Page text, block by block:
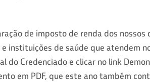
de imposto de renda dos
instituições de saúde que atendem
do Credenciado e clicar no link
em PDF, que este ano também